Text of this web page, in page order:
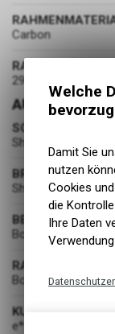
Carbon
29 / 27.5 Zoll
SCHALTUNG
Shimano XT
BREMSEN
Shimano 4-Kolben
BEREIFUNG
Bontrager XR5
RADSATZ
Bontrager Line
KURBELGARNITUR
e*thirteen e*spec
Welche
Damit Sie
nutzen
Cookies
die
Ihre Daten